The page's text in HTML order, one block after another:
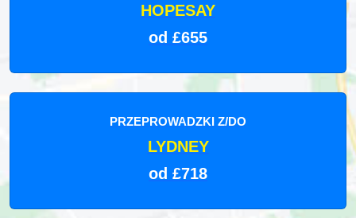
HOPESAY
od £655
PRZEPROWADZKI Z/DO
LYDNEY
od £718